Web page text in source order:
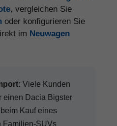
, vergleichen Sie
oder konfigurieren Sie
im Neuwagen
Viele Kunden
einen Dacia Bigster
Kauf eines
Familien-SUVs